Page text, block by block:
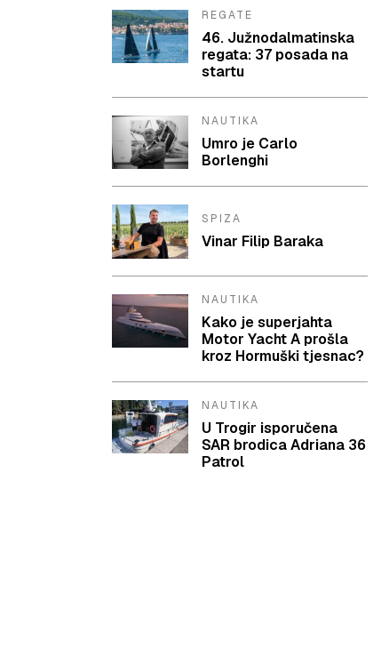
REGATE
46. Južnodalmatinska
regata: 37 posada na
startu
NAUTIKA
Umro je Carlo
Borlenghi
SPIZA
Vinar Filip Baraka
NAUTIKA
Kako je superjahta
Motor Yacht A prošla
kroz Hormuški tjesnac?
NAUTIKA
U Trogir isporučena
SAR brodica Adriana 36
Patrol